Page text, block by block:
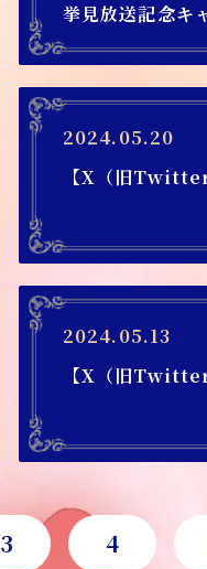
挙見放送記念キ
2024.05.20
【X（旧
2024.05.13
【X（旧
3 4